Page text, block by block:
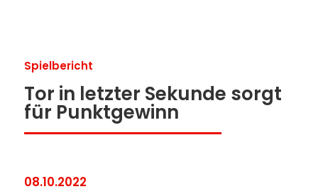
Spielbericht
Tor in letzter Sekunde sorgt
für Punktgewinn
08.10.2022